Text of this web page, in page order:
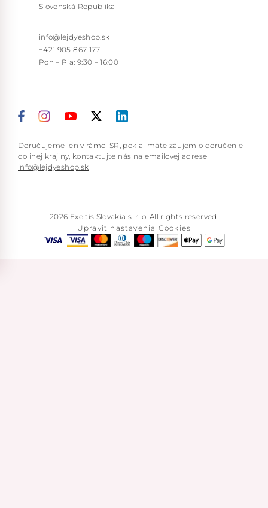
Slovenská Republika
info@lejdyeshop.sk
+421 905 867 177
Pon – Pia: 9:30 – 16:00
Doručujeme len v rámci SR, pokiaľ máte záujem o doručenie
do inej krajiny, kontaktujte nás na emailovej adrese
info@lejdyeshop.sk
2026 Exeltis Slovakia s. r. o. All rights reserved.
Upraviť nastavenia Cookies